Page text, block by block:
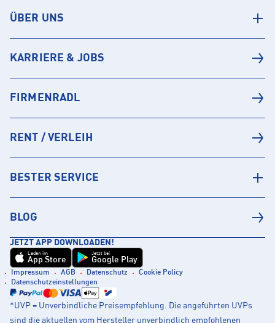
ÜBER UNS
KARRIERE & JOBS
FIRMENRADL
RENT / VERLEIH
BESTER SERVICE
BLOG
JETZT APP DOWNLOADEN!
Laden im
App Store
Jetzt bei
Google Play
Impressum AGB Datenschutz
Cookie Policy
Datenschutzeinstellungen
*UVP = Unverbindliche Preisempfehlung. Die angeführten UVPs
sind die aktuellen vom Hersteller unverbindlich empfohlenen